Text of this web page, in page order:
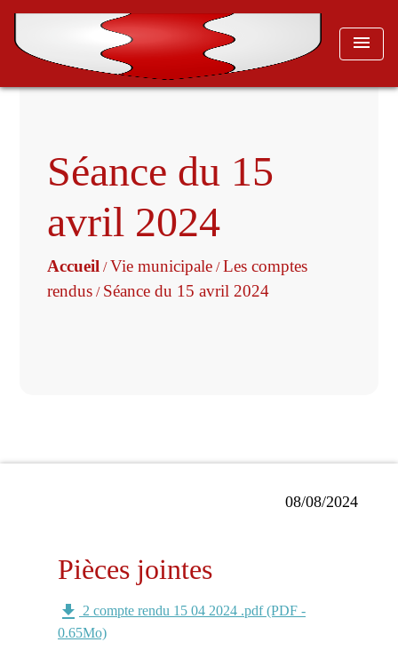
menu
Séance du 15
avril 2024
Accueil / Vie municipale / Les comptes
rendus / Séance du 15 avril 2024
08/08/2024
Pièces jointes
file_download 2 compte rendu 15 04 2024 .pdf (PDF -
0.65Mo)